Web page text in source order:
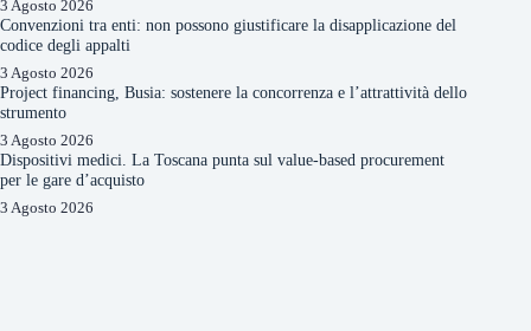
3 Agosto 2026
Convenzioni tra enti: non possono giustificare la disapplicazione del
codice degli appalti
3 Agosto 2026
Project financing, Busia: sostenere la concorrenza e l’attrattività dello
strumento
3 Agosto 2026
Dispositivi medici. La Toscana punta sul value-based procurement
per le gare d’acquisto
3 Agosto 2026